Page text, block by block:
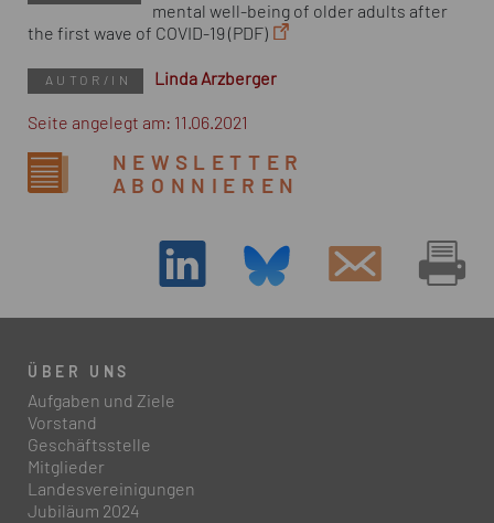
mental well-being of older adults after
the first wave of COVID-19 (PDF)
AUTOR/IN Linda Arzberger
Seite angelegt am: 11.06.2021
NEWSLETTER
ABONNIEREN
ÜBER UNS
Aufgaben und Ziele
Vorstand
Geschäftsstelle
Mitglieder
Landesvereinigungen
Jubiläum 2024